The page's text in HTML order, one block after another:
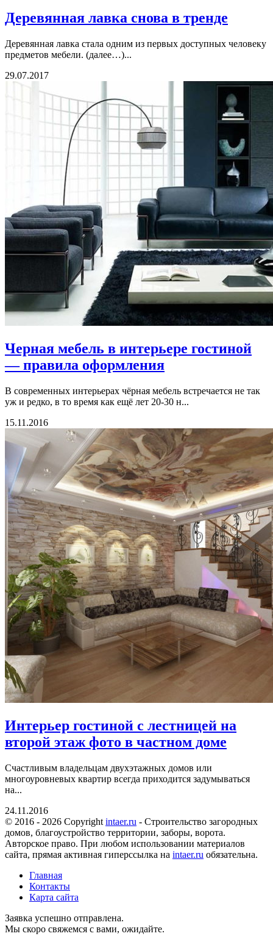
Деревянная лавка снова в тренде
Деревянная лавка стала одним из первых доступных человеку
предметов мебели. (далее…)...
29.07.2017
Черная мебель в интерьере гостиной
— правила оформления
В современных интерьерах чёрная мебель встречается не так
уж и редко, в то время как ещё лет 20-30 н...
15.11.2016
Интерьер гостиной с лестницей на
второй этаж фото в частном доме
Счастливым владельцам двухэтажных домов или
многоуровневых квартир всегда приходится задумываться
на...
24.11.2016
© 2016 - 2026 Copyright intaer.ru - Cтроительство загородных
домов, благоустройство территории, заборы, ворота.
Авторское право. При любом использовании материалов
сайта, прямая активная гиперссылка на intaer.ru обязательна.
Главная
Контакты
Карта сайта
Заявка успешно отправлена.
Мы скоро свяжемся с вами, ожидайте.